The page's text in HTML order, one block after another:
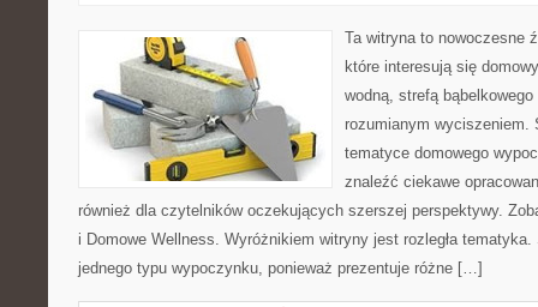
Ta witryna to nowoczesne
które interesują się
wodną, strefą
rozumianym wyciszeniem.
tematyce domowego
znaleźć ciekawe
również dla czytelników oczekujących szerszej perspektywy.
i Domowe Wellness. Wyróżnikiem witryny jest rozległa
jednego typu wypoczynku, ponieważ prezentuje różne […]